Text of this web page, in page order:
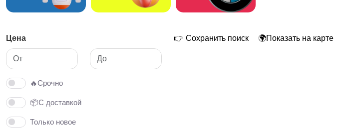
Цена
🔥Срочно
📦С доставкой
Только новое
👉 Сохранить поиск 🌍Показать на карте